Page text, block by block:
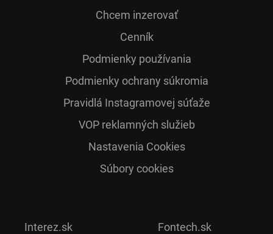
Chcem inzerovať
Cenník
Podmienky používania
Podmienky ochrany súkromia
Pra­vidlá Ins­ta­gra­mo­vej sú­ťaže
VOP reklamných služieb
Nastavenia Cookies
Súbory cookies
Interez.sk
Fontech.sk